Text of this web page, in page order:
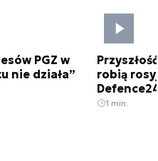
PGZ w
nie działa”
robią
1 min.